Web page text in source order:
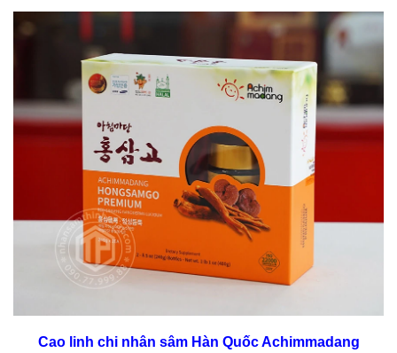
Cao linh chi nhân sâm Hàn Quốc Achimmadang